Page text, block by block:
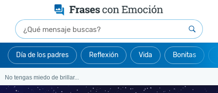
Día de los padres Reflexión Vida Bonitas
No tengas miedo de brillar...